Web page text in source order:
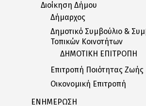
Διοίκηση Δήμου
Δήμαρχος
Δημοτικό Συμβούλιο &
Τοπικών Κοινοτήτων
ΔΗΜΟΤΙΚΗ ΕΠΙΤΡΟΠΗ
Επιτροπή Ποιότητας Ζωής
Οικονομική Επιτροπή
ΕΝΗΜΕΡΩΣΗ